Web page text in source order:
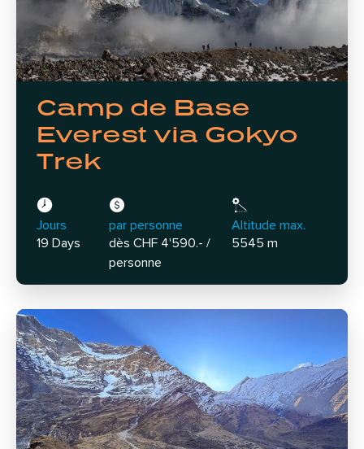
Camp de Base
Everest via Gokyo
Trek
Jours
19 Days
par personne
dès CHF 4'590.- /
personne
Altitude max.
5545 m